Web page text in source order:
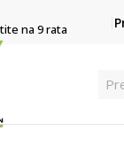
na 9 rata
P